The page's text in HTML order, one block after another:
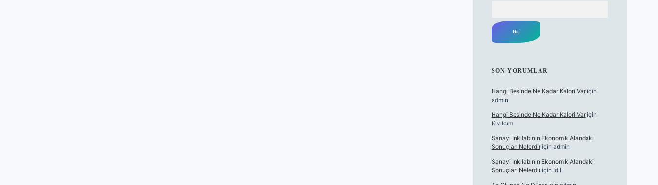
SON YORUMLAR
Hangi Besinde Ne Kadar Kalori Variçin
admin
Hangi Besinde Ne Kadar Kalori Variçin
Kıvılcım
Sanayi Inkılabının Ekonomik Alandaki
Sonuçları Nelerdiriçin admin
Sanayi Inkılabının Ekonomik Alandaki
Sonuçları Nelerdiriçin İdil